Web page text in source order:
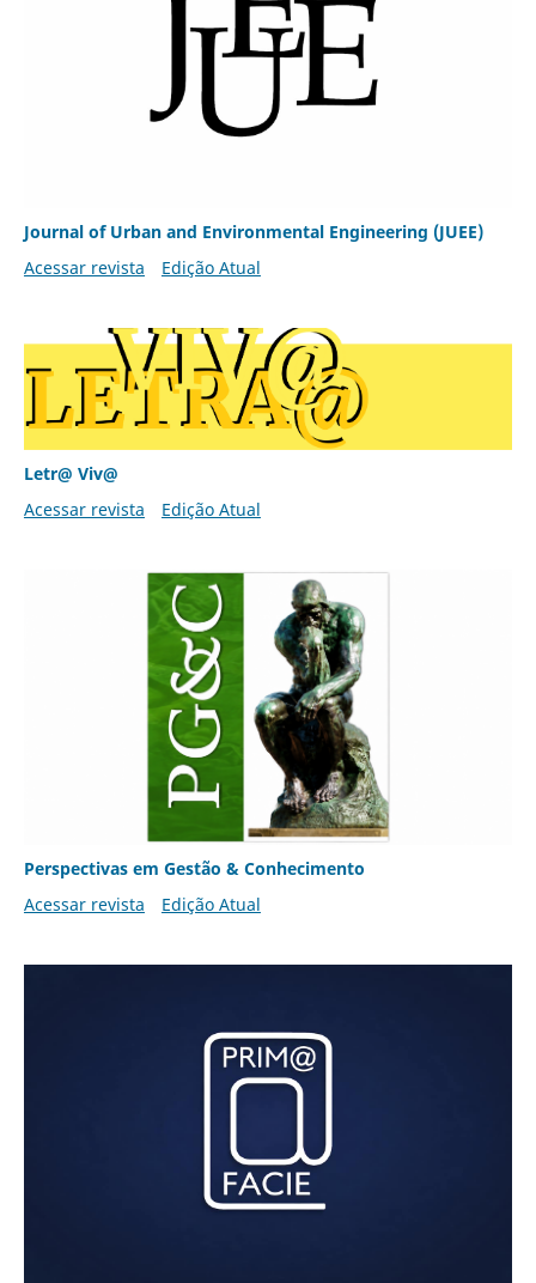
Journal of Urban and Environmental Engineering (JUEE)
Acessar revista
Edição Atual
Letr@ Viv@
Acessar revista
Edição Atual
Perspectivas em Gestão & Conhecimento
Acessar revista
Edição Atual